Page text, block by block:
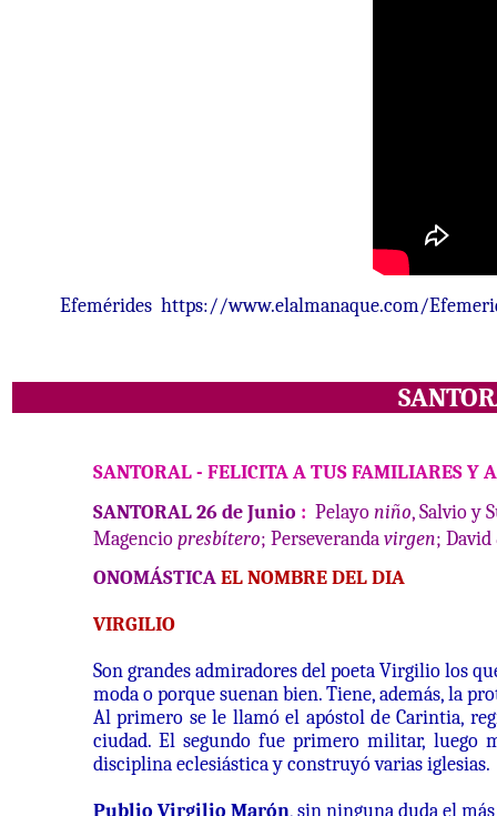
Efemérides https://www.elalmanaque.com/
SANTORAL- FELICITA A TUS FAMILIARES Y
SANTORAL 26de Junio : Pelayo niño, Salvio y
Magencio presbítero; Perseveranda virgen; David
ONOMÁSTICA EL NOMBRE DEL DIA
VIRGILIO
Son grandes admiradores del poeta Virgilio los
moda o porque suenan bien. Tiene, además, la
Al primero se le llamó el apóstol de Carintia,
ciudad. El segundo fue primero militar, luego
disciplina eclesiástica y construyó varias iglesias.
Publio Virgilio Marón, sin ninguna duda el